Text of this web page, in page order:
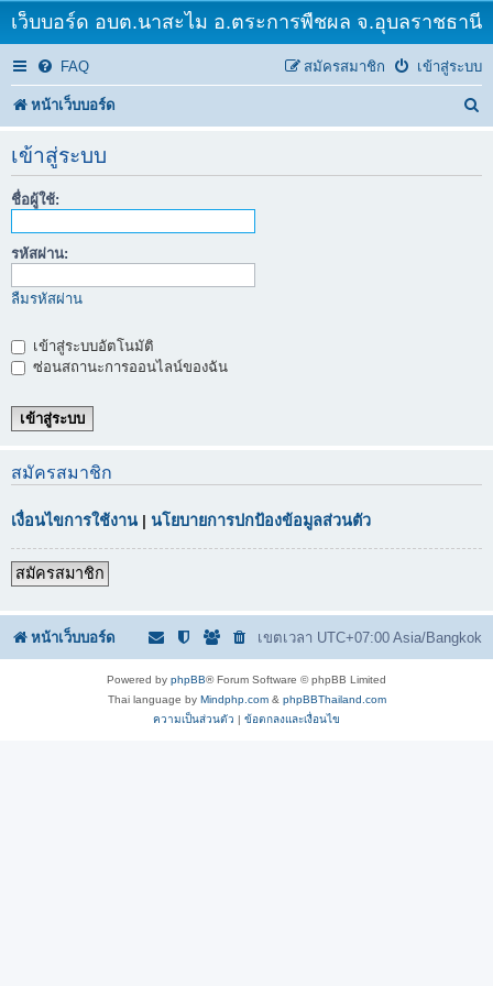
เว็บบอร์ด อบต.นาสะไม อ.ตระการพืชผล จ.อุบลราชธานี
FAQ เข้าสู่ระบบ
สมัครสมาชิก
หน้าเว็บบอร์ด
เข้าสู่ระบบ
ชื่อผู้ใช้:
รหัสผ่าน:
ลืมรหัสผ่าน
เข้าสู่ระบบอัตโนมัติ
ซ่อนสถานะการออนไลน์ของฉัน
สมัครสมาชิก
เงื่อนไขการใช้งาน | นโยบายการปกป้องข้อมูลส่วนตัว
สมัครสมาชิก
หน้าเว็บบอร์ด เขตเวลา UTC+07:00 Asia/Bangkok
Powered by phpBB® Forum Software © phpBB Limited
Thai language by Mindphp.com& phpBBThailand.com
ความเป็นส่วนตัว | ข้อตกลงและเงื่อนไข